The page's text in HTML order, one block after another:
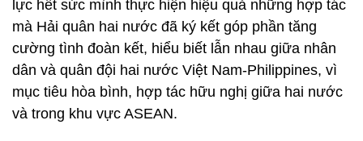
lực hết sức mình thực hiện hiệu quả những hợp tác
mà Hải quân hai nước đã ký kết góp phần tăng
cường tình đoàn kết, hiểu biết lẫn nhau giữa nhân
dân và quân đội hai nước Việt Nam-Philippines, vì
mục tiêu hòa bình, hợp tác hữu nghị giữa hai nước
và trong khu vực ASEAN.